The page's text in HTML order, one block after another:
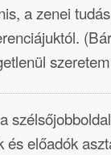
a zenei
és előadók